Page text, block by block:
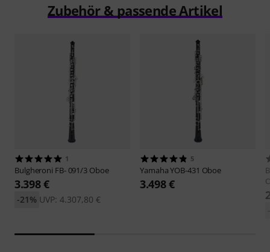
Zubehör & passende Artikel
1
Bulgheroni FB- 091/3 Oboe
3.398 €
UVP: 4.307,80 €
-21%
5
YamahaYOB-431 Oboe
3.498 €